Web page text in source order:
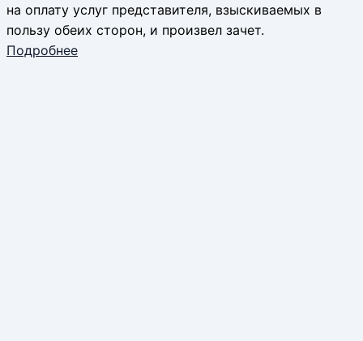
на оплату услуг представителя, взыскиваемых в
пользу обеих сторон, и произвел зачет.
Подробнее